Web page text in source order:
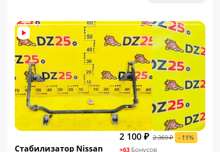
Стабилизатор Nissan
2 100 ₽ 2 369 ₽ - 11%
+63 Бонусов